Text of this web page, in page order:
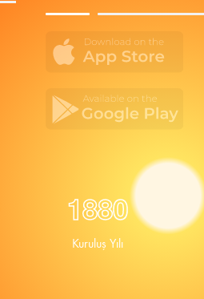
1880
Kuruluş Yılı